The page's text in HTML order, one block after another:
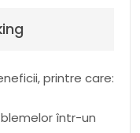
printre care:
într-un